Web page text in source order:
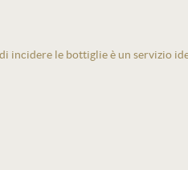
le bottiglie è un servizio